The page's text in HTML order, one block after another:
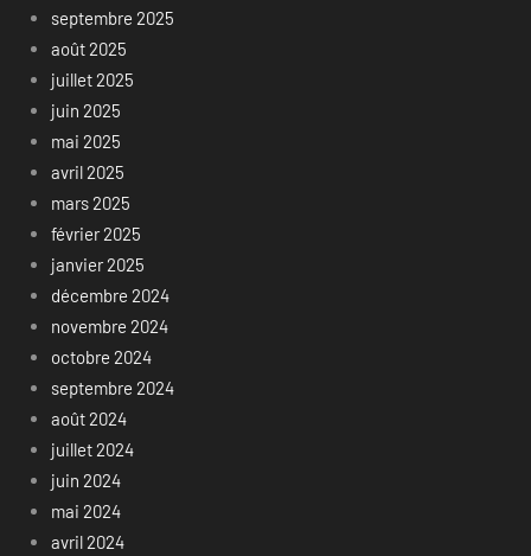
septembre 2025
août 2025
juillet 2025
juin 2025
mai 2025
avril 2025
mars 2025
février 2025
janvier 2025
décembre 2024
novembre 2024
octobre 2024
septembre 2024
août 2024
juillet 2024
juin 2024
mai 2024
avril 2024